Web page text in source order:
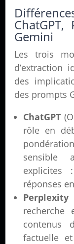
Gemini
Les trois
d’extraction
des
des prompts
ChatGPT
rôle en
sensible
explicites
réponses
recherche
contenus
factuelle